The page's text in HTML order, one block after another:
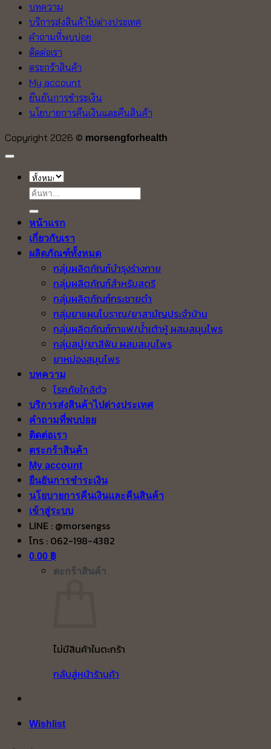
บทความ
บริการส่งสินค้าไปต่างประเทศ
คำถามที่พบบ่อย
ติดต่อเรา
ตระกร้าสินค้า
My account
ยืนยันการชำระเงิน
นโยบายการคืนเงินและคืนสินค้า
Copyright 2026 © morsengforhealth
ค้นหา:
หน้าแรก
เกี่ยวกับเรา
ผลิตภัณฑ์ทั้งหมด
กลุ่มผลิตภัณฑ์บำรุงร่างกาย
กลุ่มผลิตภัณฑ์สำหรับสตรี
กลุ่มผลิตภัณฑ์กระชายดำ
กลุ่มยาแผนโบราณ/ยาสามัญประจำบ้าน
กลุ่มผลิตภัณฑ์กาแฟ/น้ำเต้าหู้ ผสมสมุนไพร
กลุ่มสบู่/ยาสีฟัน ผสมสมุนไพร
ยาหม่องสมุนไพร
บทความ
โรคภัยใกล้ตัว
บริการส่งสินค้าไปต่างประเทศ
คำถามที่พบบ่อย
ติดต่อเรา
ตระกร้าสินค้า
My account
ยืนยันการชำระเงิน
นโยบายการคืนเงินและคืนสินค้า
เข้าสู่ระบบ
LINE : @morsengss
โทร : 062-198-4382
0.00 ฿
ตะกร้าสินค้า
ไม่มีสินค้าในตะกร้า
กลับสู่หน้าร้านค้า
Wishlist